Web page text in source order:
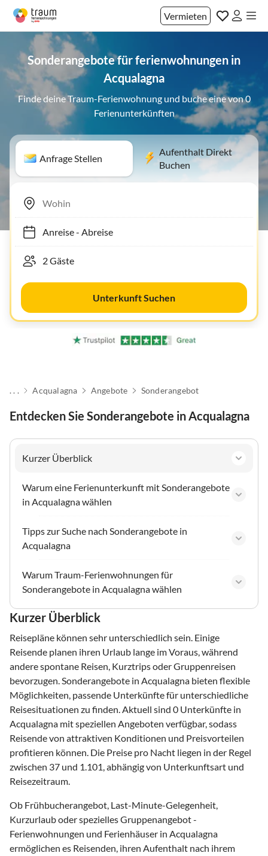
Vermieten
Sonderangebote für ferienwohnungen in
Acqualagna
Finde deine Traum-Ferienwohnung und buche eine von 0
Ferienunterkünften
Anfrage Stellen
Aufenthalt Direkt
Buchen
Anreise- Abreise
Unterkunft Suchen
. . . Acqualagna Angebote Sonderangebot
Entdecken Sie Sonderangebote in Acqualagna
Kurzer Überblick
Warum eine Ferienunterkunft mit Sonderangebote
in Acqualagna wählen
Tipps zur Suche nach Sonderangebote in
Acqualagna
Warum Traum-Ferienwohnungen für
Sonderangebote in Acqualagna wählen
Kurzer Überblick
Reisepläne können sehr unterschiedlich sein. Einige
Reisende planen ihren Urlaub lange im Voraus, während
andere spontane Reisen, Kurztrips oder Gruppenreisen
bevorzugen. Sonderangebote in Acqualagna bieten flexible
Möglichkeiten, passende Unterkünfte für unterschiedliche
Reisesituationen zu finden. Aktuell sind 0 Unterkünfte in
Acqualagna mit speziellen Angeboten verfügbar, sodass
Reisende von attraktiven Konditionen und Preisvorteilen
profitieren können. Die Preise pro Nacht liegen in der Regel
zwischen 37 und 1.101, abhängig von Unterkunftsart und
Reisezeitraum.
Ob Frühbucherangebot, Last-Minute-Gelegenheit,
Kurzurlaub oder spezielles Gruppenangebot -
Ferienwohnungen und Ferienhäuser in Acqualagna
ermöglichen es Reisenden, ihren Aufenthalt nach ihrem